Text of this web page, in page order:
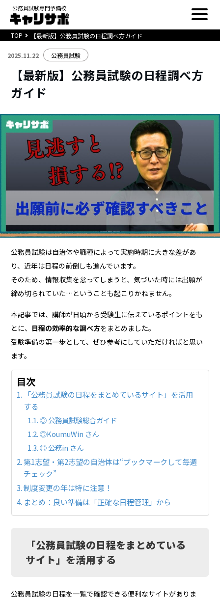
公務員試験専門予備校
TOP 【最新版】公務員試験の日程調べ方ガイド
2025.11.22 公務員試験
【最新版】公務員試験の日程調べ方
ガイド
公務員試験は自治体や職種によって実施時期に大きな差があ
り、近年は日程の前倒しも進んでいます。
そのため、情報収集を怠ってしまうと、気づいた時には出願が
締め切られていた…ということも起こりかねません。
本記事では、講師が日頃から受験生に伝えているポイントをも
とに、 日程の効率的な調べ方をまとめました。
受験準備の第一歩として、ぜひ参考にしていただければと思い
ます。
目次
「公務員試験の日程をまとめているサイト」を活用
する
◎ 公務員試験総合ガイド
◎KoumuWin さん
◎ 公務in さん
第1志望・第2志望の自治体は“ブックマークして毎週
チェック”
制度変更の年は特に注意！
まとめ：良い準備は「正確な日程管理」から
「公務員試験の日程をまとめている
サイト」を活用する
公務員試験の日程を一覧で確認できる便利なサイトがありま